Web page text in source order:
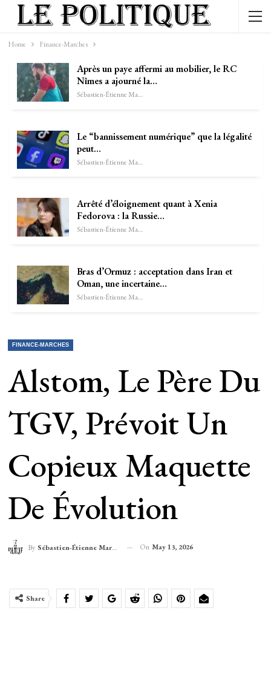
Home Finance-Marches
Après un paye affermi au mobilier, le RC
Nîmes a ajourné la…
Sébastien-Étienne Marechal
Le “bannissement numérique” que la légalité
peut…
Sébastien-Étienne Marechal
Arrêté d’éloignement quant à Xenia
Fedorova : la Russie…
Sébastien-Étienne Marechal
Bras d’Ormuz : acceptation dans Iran et
Oman, une incertaine…
Sébastien-Étienne Marechal
FINANCE-MARCHES
Alstom, Le Père Du
TGV, Prévoit Un
Copieux Maquette
De Évolution
By Sébastien-Étienne Marechal On May 13, 2026
Share